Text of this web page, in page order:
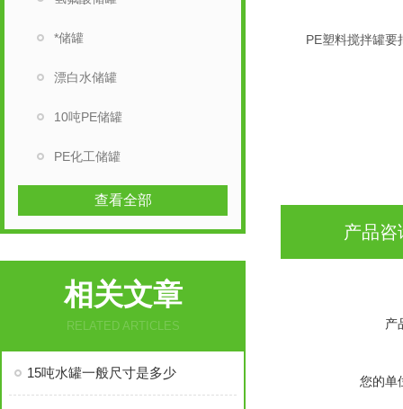
*储罐
漂白水储罐
10吨PE储罐
PE化工储罐
查看全部
相关文章
RELATED ARTICLES
15吨水罐一般尺寸是多少
PE塑料搅拌罐要把
产品咨
产
您的单